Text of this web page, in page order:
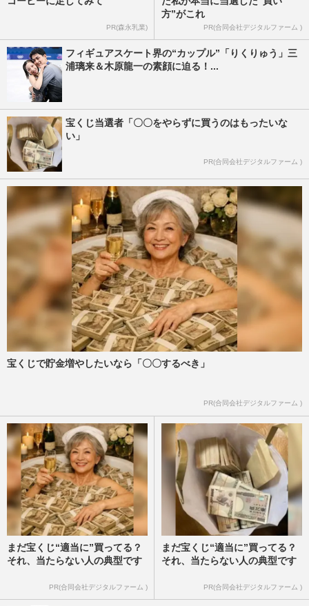
PR(森永乳業)
方”がこれ
PR(合同会社デジタルファーム )
フィギュアスケート界の“カップル”「りくりゅう」三
浦璃来＆木原龍一の素顔に迫る！...
宝くじ当選者「〇〇をやらずに買うのはもったいな
い」
PR(合同会社デジタルファーム )
宝くじで貯金増やしたいなら「〇〇するべき」
PR(合同会社デジタルファーム )
まだ宝くじ“適当に”買ってる？
それ、当たらない人の典型です
PR(合同会社デジタルファーム )
まだ宝くじ“適当に”買ってる？
それ、当たらない人の典型です
PR(合同会社デジタルファーム )